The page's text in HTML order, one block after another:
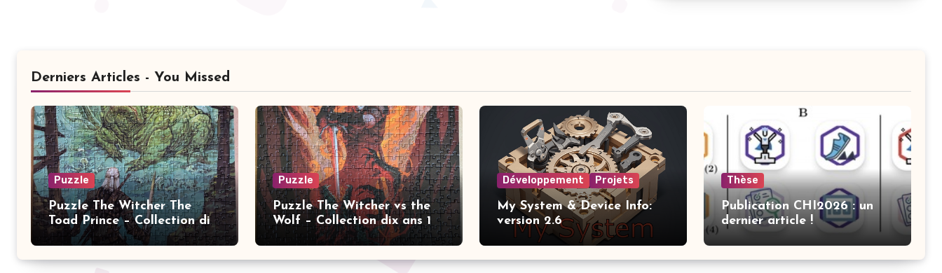
Derniers Articles - You Missed
Puzzle
Puzzle The Witcher The
Toad Prince – Collection dix
ans 2
Puzzle
Puzzle The Witcher vs the
Wolf – Collection dix ans 1
Développement Projets
My System & Device Info:
version 2.6
Thèse
Publication CHI2026 : un
dernier article !